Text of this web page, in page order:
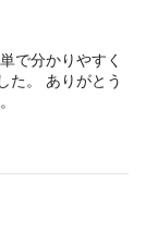
で分かりやすく
た。 ありがとう